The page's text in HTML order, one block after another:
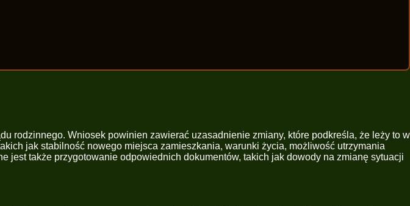
rodzinnego. Wniosek powinien zawierać uzasadnienie zmiany, które podkreśla, że leży to w
jak stabilność nowego miejsca zamieszkania, warunki życia, możliwość utrzymania
jest także przygotowanie odpowiednich dokumentów, takich jak dowody na zmianę sytuacji